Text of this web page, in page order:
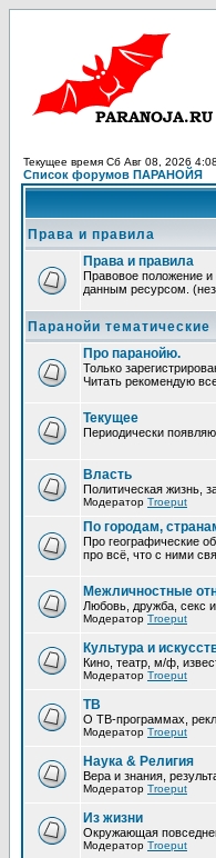
Текущее время Сб Авг 08, 2026
Список форумов ПАРАНОЙЯ
Права и правила
Права и правила
Правовое положение
данным ресурсом.
Паранойи тематические
Про паранойю.
Только
Читать рекомендую
Текущее
Периодически
Власть
Политическая жизнь,
Модератор Troeput
По городам,
Про географические
про всё, что с ними
Межличностные
Любовь, дружба, секс
Модератор Troeput
Культура и
Кино, театр, м/ф,
Модератор Troeput
ТВ
О ТВ-программах,
Модератор Troeput
Наука & Религия
Вера и знания,
Модератор Troeput
Из жизни
Окружающая
Модератор Troeput